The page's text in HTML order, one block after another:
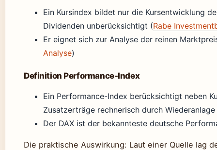
Ein Kursindex bildet nur die Kursentwicklung
Dividenden unberücksichtigt (Rabe
Er eignet sich zur Analyse der reinen
Analyse)
Definition Performance-Index
Ein Performance-Index berücksichtigt neben
Zusatzerträge rechnerisch durch Wiederanlage
Der DAX ist der bekannteste deutsche
Die praktische Auswirkung: Laut einer Quelle lag